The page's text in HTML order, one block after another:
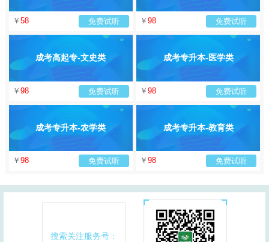
￥ 58 免费试听 ￥ 98 免费试听
成考高起专-文史类
￥ 98 免费试听
成考专升本-医学类
￥ 98 免费试听
成考专升本-农学类
￥ 98 免费试听
成考专升本-教育类
￥ 98 免费试听
搜索关注服务号：